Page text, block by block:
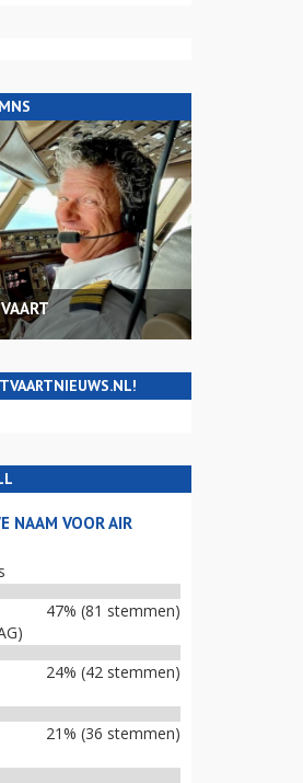
NAAM VOOR AIR
47% (81 stemmen)
24% (42 stemmen)
21% (36 stemmen)